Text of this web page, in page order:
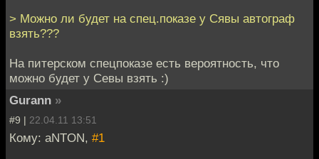
> Можно ли будет на спец.показе у Сявы автограф
взять???
На питерском спецпоказе есть вероятность, что
можно будет у Севы взять :)
Gurann »
#9 | 22.04.11 13:51
Кому: aNTON, #1